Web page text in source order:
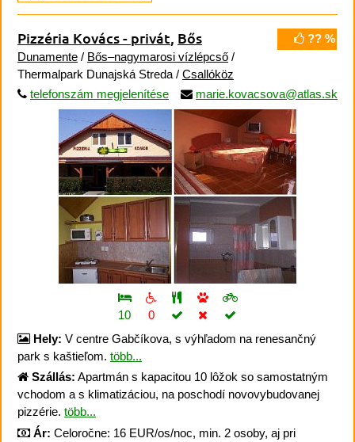
?? %
Pizzéria Kovács - privát, Bős
Dunamente / Bős–nagymarosi vízlépcső /
Thermalpark Dunajská Streda / Csallóköz
telefonszám megjelenítése
marie.kovacsova@atlas.sk
10
0
Hely: V centre Gabčíkova, s výhľadom na renesančný
park s kaštieľom. több...
Szállás: Apartmán s kapacitou 10 lôžok so samostatným
vchodom a s klimatizáciou, na poschodí novovybudovanej
pizzérie. több...
Ár: Celoročne: 16 EUR/os/noc, min. 2 osoby, aj pri